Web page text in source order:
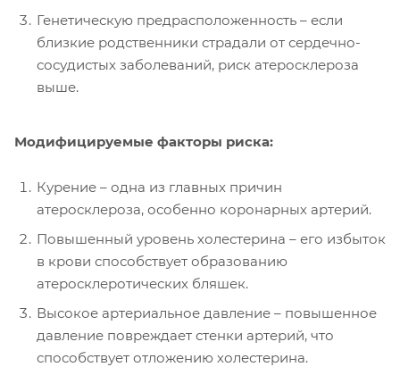
Генетическую предрасположенность – если
близкие родственники страдали от сердечно-
сосудистых заболеваний, риск атеросклероза
выше.
Модифицируемые факторы риска:
Курение – одна из главных причин
атеросклероза, особенно коронарных артерий.
Повышенный уровень холестерина – его избыток
в крови способствует образованию
атеросклеротических бляшек.
Высокое артериальное давление – повышенное
давление повреждает стенки артерий, что
способствует отложению холестерина.